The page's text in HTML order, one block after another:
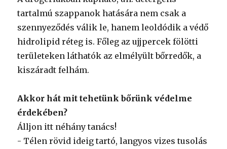
tartalmú szappanok hatására nem csak a
szennyeződés válik le, hanem leoldódik a védő
hidrolipid réteg is. Főleg az ujjpercek fölötti
területeken láthatók az elmélyült bőrredők, a
kiszáradt felhám.
Akkor hát mit tehetünk bőrünk védelme
érdekében?
Álljon itt néhány tanács!
- Télen rövid ideig tartó, langyos vizes tusolás